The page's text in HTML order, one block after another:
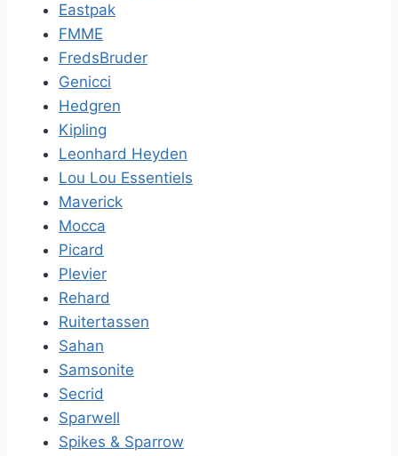
Eastpak
FMME
FredsBruder
Genicci
Hedgren
Kipling
Leonhard Heyden
Lou Lou Essentiels
Maverick
Mocca
Picard
Plevier
Rehard
Ruitertassen
Sahan
Samsonite
Secrid
Sparwell
Spikes & Sparrow